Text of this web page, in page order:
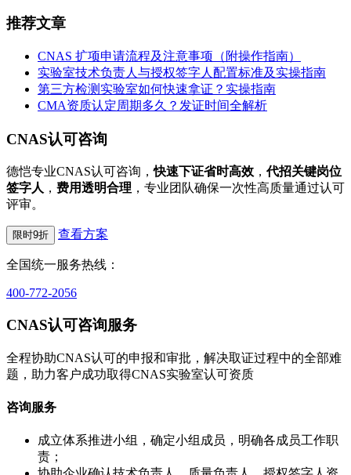
推荐文章
CNAS 扩项申请流程及注意事项（附操作指南）
实验室技术负责人与授权签字人配置标准及实操指南
第三方检测实验室如何快速拿证？实操指南
CMA资质认定周期多久？发证时间全解析
CNAS认可咨询
德恺专业CNAS认可咨询，快速下证省时高效 ，代招关键岗位
签字人 ， 费用透明合理 ，专业团队确保一次性高质量通过认可
评审。
限时9折 查看方案
全国统一服务热线：
400-772-2056
CNAS认可咨询服务
全程协助CNAS认可的申报和审批，解决取证过程中的全部难
题，助力客户成功取得CNAS实验室认可资质
咨询服务
成立体系推进小组，确定小组成员，明确各成员工作职
责；